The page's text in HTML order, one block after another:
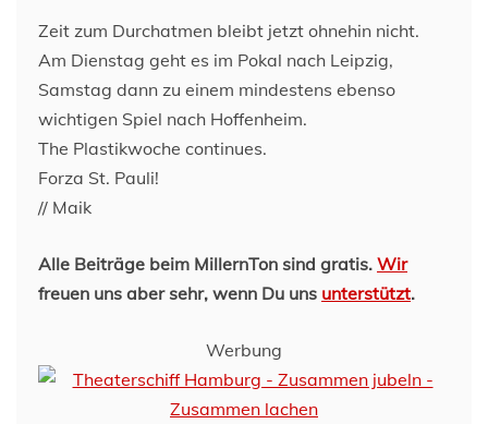
Zeit zum Durchatmen bleibt jetzt ohnehin nicht.
Am Dienstag geht es im Pokal nach Leipzig,
Samstag dann zu einem mindestens ebenso
wichtigen Spiel nach Hoffenheim.
The Plastikwoche continues.
Forza St. Pauli!
// Maik
Alle Beiträge beim MillernTon sind gratis. Wir
freuen uns aber sehr, wenn Du uns unterstützt.
Werbung